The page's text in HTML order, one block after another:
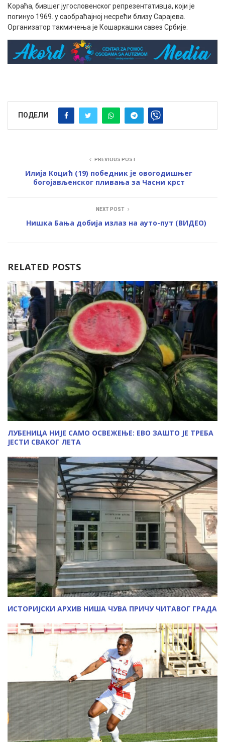
Кораћа, бившег југословенског репрезентативца, који је
погинуо 1969. у саобраћајној несрећи близу Сарајева.
Организатор такмичења је Кошаркашки савез Србије.
ПОДЕЛИ
PREVIOUS POST
Илија Коцић (19) победник је овогодишњег
богојављенског пливања за Часни крст
NEXT POST
Нишка Бања добија излаз на ауто-пут (ВИДЕО)
RELATED POSTS
ЛУБЕНИЦА НИЈЕ САМО ОСВЕЖЕЊЕ: ЕВО ЗАШТО ЈЕ ТРЕБА
ЈЕСТИ СВАКОГ ЛЕТА
ИСТОРИЈСКИ АРХИВ НИША ЧУВА ПРИЧУ ЧИТАВОГ ГРАДА